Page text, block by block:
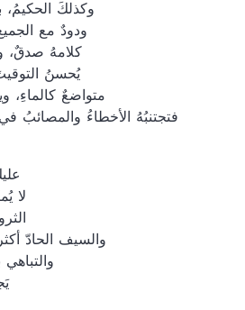
وكذلكَ الحكيمُ،
ودودٌ مع
كلامهُ صدقٌ،
يُحسنُ
متواضعٌ كالماءِ،
فتجتنبُهُ الأخطاءُ
لا
والسيف الحادّ